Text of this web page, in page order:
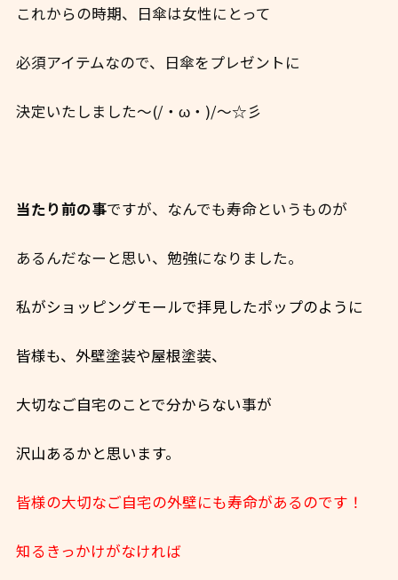
これからの時期、日傘は女性にとって
必須アイテムなので、日傘をプレゼントに
決定いたしました～(/・ω・)/～☆彡
当たり前の事ですが、なんでも寿命というものが
あるんだなーと思い、勉強になりました。
私がショッピングモールで拝見したポップのように
皆様も、外壁塗装や屋根塗装、
大切なご自宅のことで分からない事が
沢山あるかと思います。
皆様の大切なご自宅の外壁にも寿命があるのです！
知るきっかけがなければ